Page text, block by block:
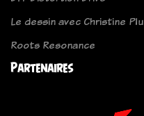
Le dessin avec Christine Plu
Roots Resonance
Partenaires